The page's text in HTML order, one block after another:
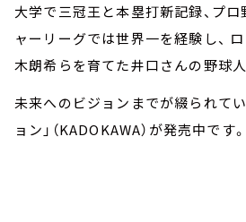
大学で三冠王と本塁打新記録、プロ
ャーリーグでは世界一を経験し、
木朗希らを育てた井口さんの野球
未来へのビジョンまでが綴られて
ョン」（KADOKAWA）が発売中です。